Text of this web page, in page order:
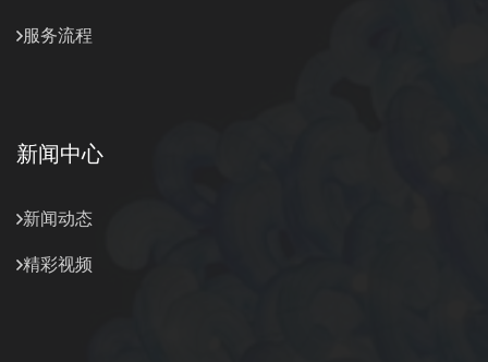
服务流程
新闻中心
新闻动态
精彩视频